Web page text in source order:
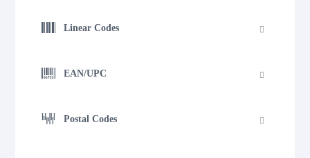
Linear Codes
EAN/UPC
Postal Codes